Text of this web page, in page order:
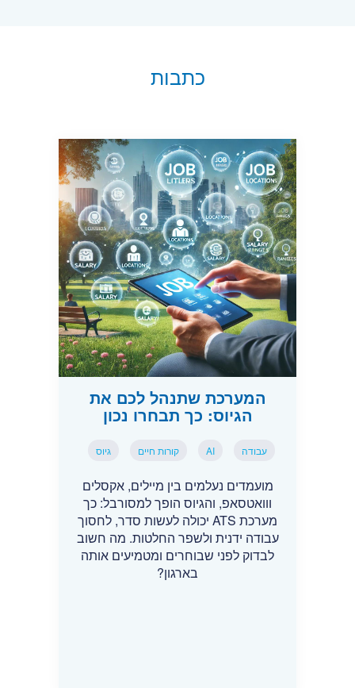
כתבות
המערכת שתנהל לכם את
הגיוס: כך תבחרו נכון
עבודה AI קורות חיים גיוס
מועמדים נעלמים בין מיילים, אקסלים
ווואטסאפ, והגיוס הופך למסורבל: כך
מערכת ATS יכולה לעשות סדר, לחסוך
עבודה ידנית ולשפר החלטות. מה חשוב
לבדוק לפני שבוחרים ומטמיעים אותה
בארגון?